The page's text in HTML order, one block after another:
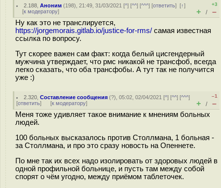
2.188 ,Аноним (198), 21:49, 31/03/2021 [^] [^^] [^^^] [ответить][↑]
[к модератору]
+3
+ / –
Ну как это не транслируется,
https://jorgemorais.gitlab.io/justice-for-rms/ самая известная
ссылка по вопросу.
Тут скорее важен сам факт: когда белый цисгендерный
мужчина утверждает, что рмс никакой не трансфоб, всегда
легко сказать, что оба трансфобы. А тут так не получится
уже :)
2.320 ,Составление сообщения (?), 05:02, 02/04/2021 [^] [^^] [^^^]
[ответить] [к модератору]
–1
+ / –
Меня тоже удивляет такое внимание к мнениям больных
людей.
100 больных высказалось против Столлмана, 1 больная -
за Столлмана, и про это сразу новость на Опеннете.
По мне так их всех надо изолировать от здоровых людей в
одной профильной больнице, и пусть там между собой
спорят о чём угодно, между приёмом таблеточек.